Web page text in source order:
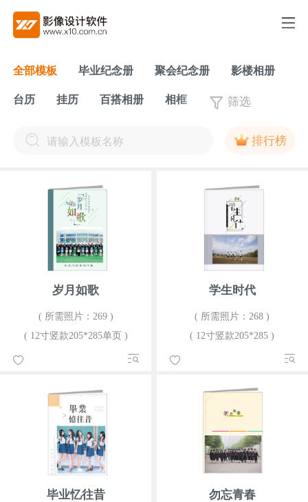
全部模板 毕业纪念册 聚会纪念册 影楼相册
台历 挂历 百搭相册 相框 筛选
排行榜
岁月如歌
( 所需照片：269 )
( 12寸竖款205*285单页 )
学生时代
( 所需照片：268 )
( 12寸竖款205*285 )
毕业忆往昔 勿忘青春